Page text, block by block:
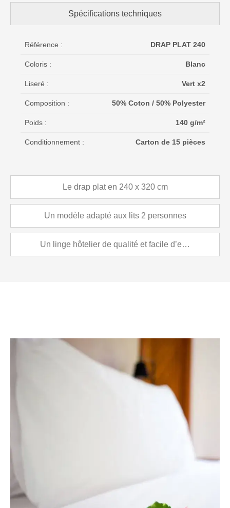
Spécifications techniques
Le drap plat en 240 x 320 cm
Un modèle adapté aux lits 2 personnes
Un linge hôtelier de qualité et facile d’entretien
Référence : DRAP PLAT 240
Coloris : Blanc
Liseré : Vert x2
Composition : 50% Coton / 50% Polyester
Poids : 140 g/m²
Conditionnement : Carton de 15 pièces